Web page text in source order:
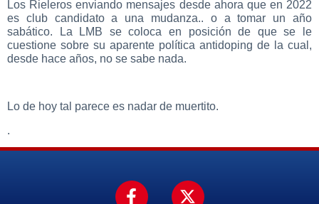
Los Rieleros enviando mensajes desde ahora que en 2022
es club candidato a una mudanza.. o a tomar un año
sabático. La LMB se coloca en posición de que se le
cuestione sobre su aparente política antidoping de la cual,
desde hace años, no se sabe nada.
Lo de hoy tal parece es nadar de muertito.
.